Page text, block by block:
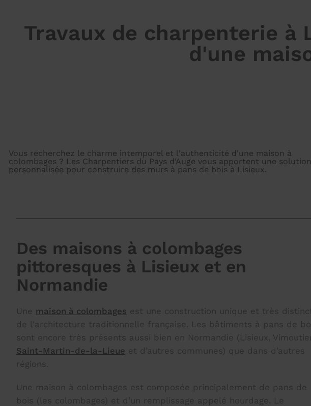
Travaux de charpenterie
d'une
Vous recherchez le charme intemporel et l'authenticité d'une maison à
colombages ? Les Charpentiers du Pays d'Auge vous apportent une solution
personnalisée pour construire des murs à pans de bois à Lisieux.
Des maisons à colombages
pittoresques à Lisieux et en
Normandie
Une maison à colombages est une construction unique et très
de l'architecture traditionnelle française. Les bâtiments à pans de
sont encore très présents aussi bien en Normandie (Lisieux,
Saint-Martin-de-la-Lieue et d’autres communes) que dans d’autres
régions.
Une maison à colombages est composée principalement de pans de
bois (les colombages) et d’un remplissage appelé hourdage. Le